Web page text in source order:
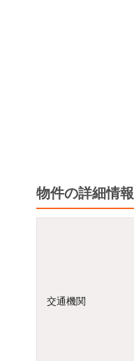
物件の詳細情報
交通機関